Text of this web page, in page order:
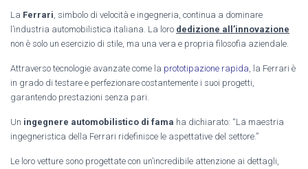
La Ferrari , simbolo di velocità e ingegneria, continua a dominare
l’industria automobilistica italiana. La loro dedizione all’innovazione
non è solo un esercizio di stile, ma una vera e propria filosofia aziendale.
Attraverso tecnologie avanzate come la prototipazione rapida , la Ferrari è
in grado di testare e perfezionare costantemente i suoi progetti,
garantendo prestazioni senza pari.
Un ingegnere automobilistico di fama ha dichiarato: “La maestria
ingegneristica della Ferrari ridefinisce le aspettative del settore.”
Le loro vetture sono progettate con un’incredibile attenzione ai dettagli,